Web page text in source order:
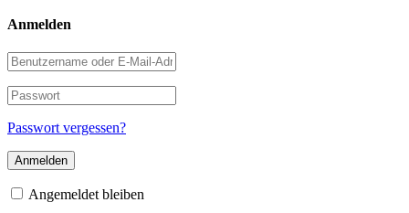
Anmelden
Benutzername
oder
E-
Mail-
Adresse
Passwort
Passwort vergessen?
Angemeldet bleiben